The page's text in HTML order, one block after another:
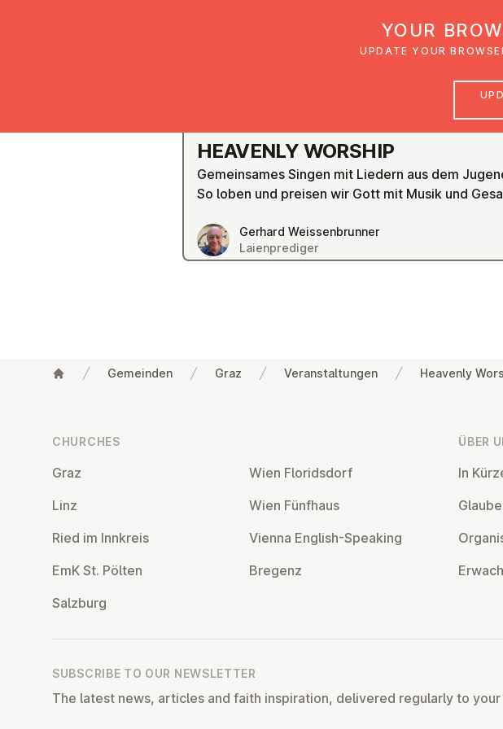
Gemeinden
HEAVENLY WORSHIP
Gemeinsames Singen mit Liedern aus dem
So loben und preisen wir Gott mit Musik und
Gerhard Weissenbrunner
Laienprediger
Gemeinden Graz Veranstaltungen Heavenly
CHURCHES
Graz
Linz
Ried im Innkreis
EmK St. Pölten
Salzburg
Wien Flor­idsdorf
Wien Fünfhaus
Vienna English-Speaking
Bregenz
ÜBER
In
SUBSCRIBE TO OUR NEWSLETTER
The latest news, articles and faith inspiration, delivered regularly to your
YOUR
UPDATE YOUR